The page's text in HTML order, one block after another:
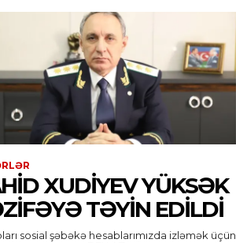
XUDIYEV YÜKSƏK
TƏYIN EDILDI
sosial şəbəkə hesablarımızda izləmək üçün